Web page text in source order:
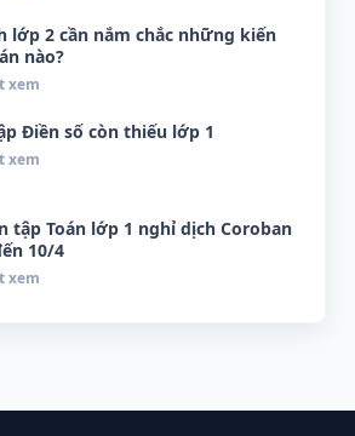
lớp 2 cần nắm chắc những kiến
nào?
xem
Điền số còn thiếu lớp 1
xem
tập Toán lớp 1 nghỉ dịch Coroban
10/4
xem